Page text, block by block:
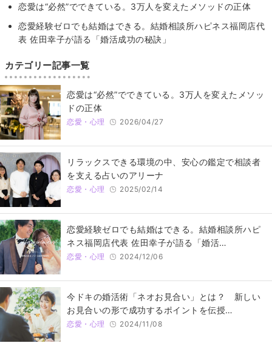
恋愛は“必然”でできている。3万人を変えたメソッドの正体
恋愛経験ゼロでも結婚はできる。結婚相談所ハピネス福岡店代
表 佐田幸子が語る「婚活成功の秘訣」
カテゴリー記事一覧
恋愛は“必然”でできている。3万人を変えたメソッ
ドの正体
恋愛・心理 2026/04/27
リラックスできる環境の中、安心の鑑定で相談者
を支える占いのアリーナ
恋愛・心理 2025/02/14
恋愛経験ゼロでも結婚はできる。結婚相談所ハピ
ネス福岡店代表 佐田幸子が語る「婚活…
恋愛・心理 2024/12/06
今ドキの婚活術「ネオお見合い」とは？ 新しい
お見合いの形で成功するポイントを伝授…
恋愛・心理 2024/11/08